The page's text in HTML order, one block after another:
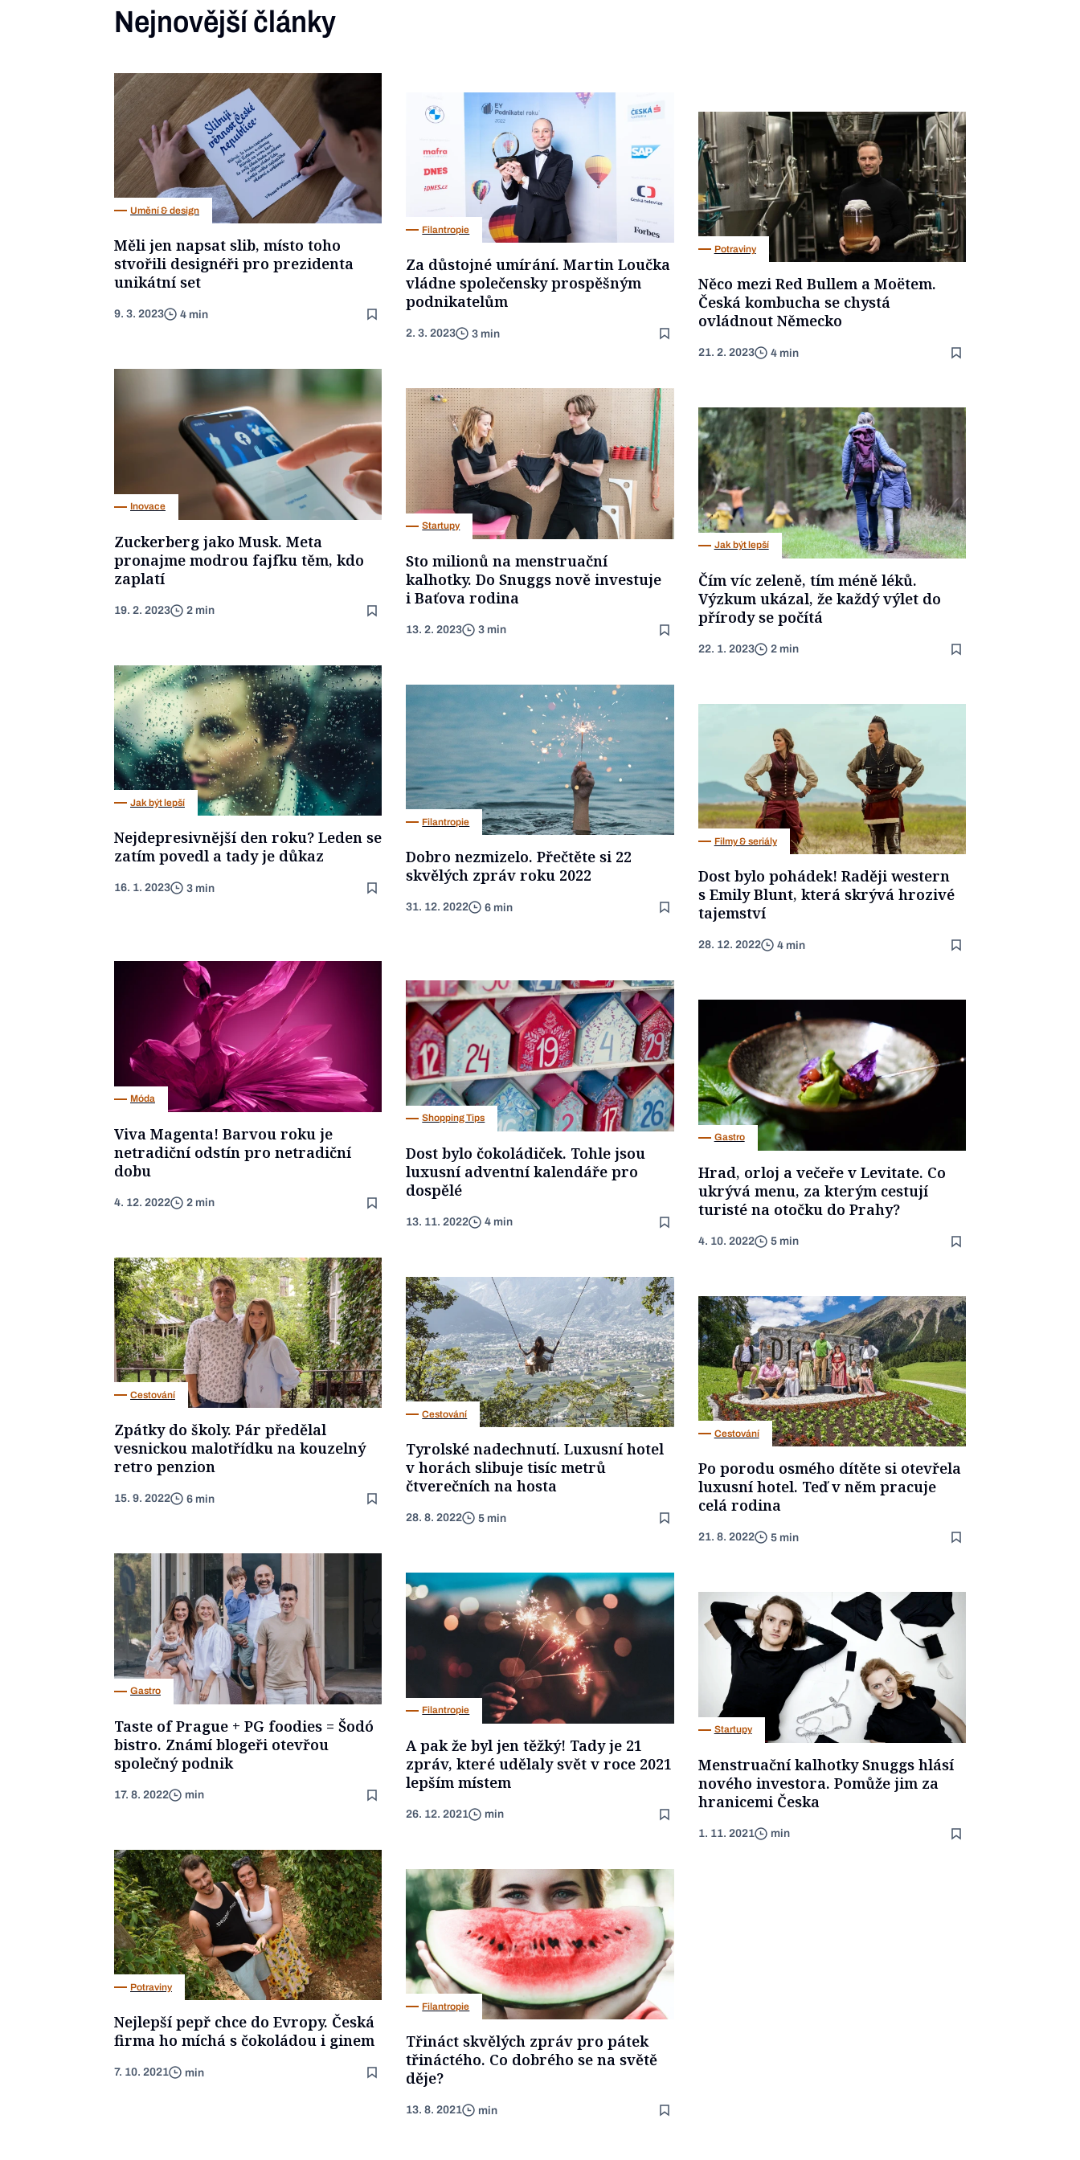
Nejnovější články
Umění & design
Měli jen napsat slib, místo toho
stvořili designéři pro prezidenta
unikátní set
9. 3. 2023 4 min
Filantropie
Za důstojné umírání. Martin Loučka
vládne společensky prospěšným
podnikatelům
2. 3. 2023 3 min
Potraviny
Něco mezi Red Bullem a Moëtem.
Česká kombucha se chystá
ovládnout Německo
21. 2. 2023 4 min
Inovace
Zuckerberg jako Musk. Meta
pronajme modrou fajfku těm, kdo
zaplatí
19. 2. 2023 2 min
Startupy
Sto milionů na menstruační
kalhotky. Do Snuggs nově investuje
i Baťova rodina
13. 2. 2023 3 min
Jak být lepší
Čím víc zeleně, tím méně léků.
Výzkum ukázal, že každý výlet do
přírody se počítá
22. 1. 2023 2 min
Jak být lepší
Nejdepresivnější den roku? Leden se
zatím povedl a tady je důkaz
16. 1. 2023 3 min
Filantropie
Dobro nezmizelo. Přečtěte si 22
skvělých zpráv roku 2022
31. 12. 2022 6 min
Filmy & seriály
Dost bylo pohádek! Raději western
s Emily Blunt, která skrývá hrozivé
tajemství
28. 12. 2022 4 min
Móda
Viva Magenta! Barvou roku je
netradiční odstín pro netradiční
dobu
4. 12. 2022 2 min
Shopping Tips
Dost bylo čokoládiček. Tohle jsou
luxusní adventní kalendáře pro
dospělé
13. 11. 2022 4 min
Gastro
Hrad, orloj a večeře v Levitate. Co
ukrývá menu, za kterým cestují
turisté na otočku do Prahy?
4. 10. 2022 5 min
Cestování
Zpátky do školy. Pár předělal
vesnickou malotřídku na kouzelný
retro penzion
15. 9. 2022 6 min
Cestování
Tyrolské nadechnutí. Luxusní hotel
v horách slibuje tisíc metrů
čtverečních na hosta
28. 8. 2022 5 min
Cestování
Po porodu osmého dítěte si otevřela
luxusní hotel. Teď v něm pracuje
celá rodina
21. 8. 2022 5 min
Gastro
Taste of Prague + PG foodies = Šodó
bistro. Známí blogeři otevřou
společný podnik
17. 8. 2022 min
Filantropie
A pak že byl jen těžký! Tady je 21
zpráv, které udělaly svět v roce 2021
lepším místem
26. 12. 2021 min
Startupy
Menstruační kalhotky Snuggs hlásí
nového investora. Pomůže jim za
hranicemi Česka
1. 11. 2021 min
Potraviny
Nejlepší pepř chce do Evropy. Česká
firma ho míchá s čokoládou i ginem
7. 10. 2021 min
Filantropie
Třináct skvělých zpráv pro pátek
třináctého. Co dobrého se na světě
děje?
13. 8. 2021 min